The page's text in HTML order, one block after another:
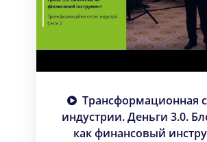
Трансформационная
индустрии. Деньги 3.0.
как финансовый